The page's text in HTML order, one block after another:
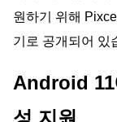
원하기 위해
기로 공개되어 있
Android 11
성 지원